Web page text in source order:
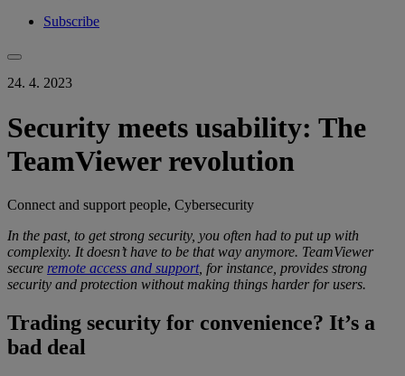
Subscribe
24. 4. 2023
Security meets usability: The
TeamViewer revolution
Connect and support people, Cybersecurity
In the past, to getstrong security, you often had to put up with
complexity. It doesn’t have to be that way anymore. TeamViewer
secure remote access and support, for instance, provides strong
security and protection without making things harder for users.
Trading security for convenience? It’s a
bad deal